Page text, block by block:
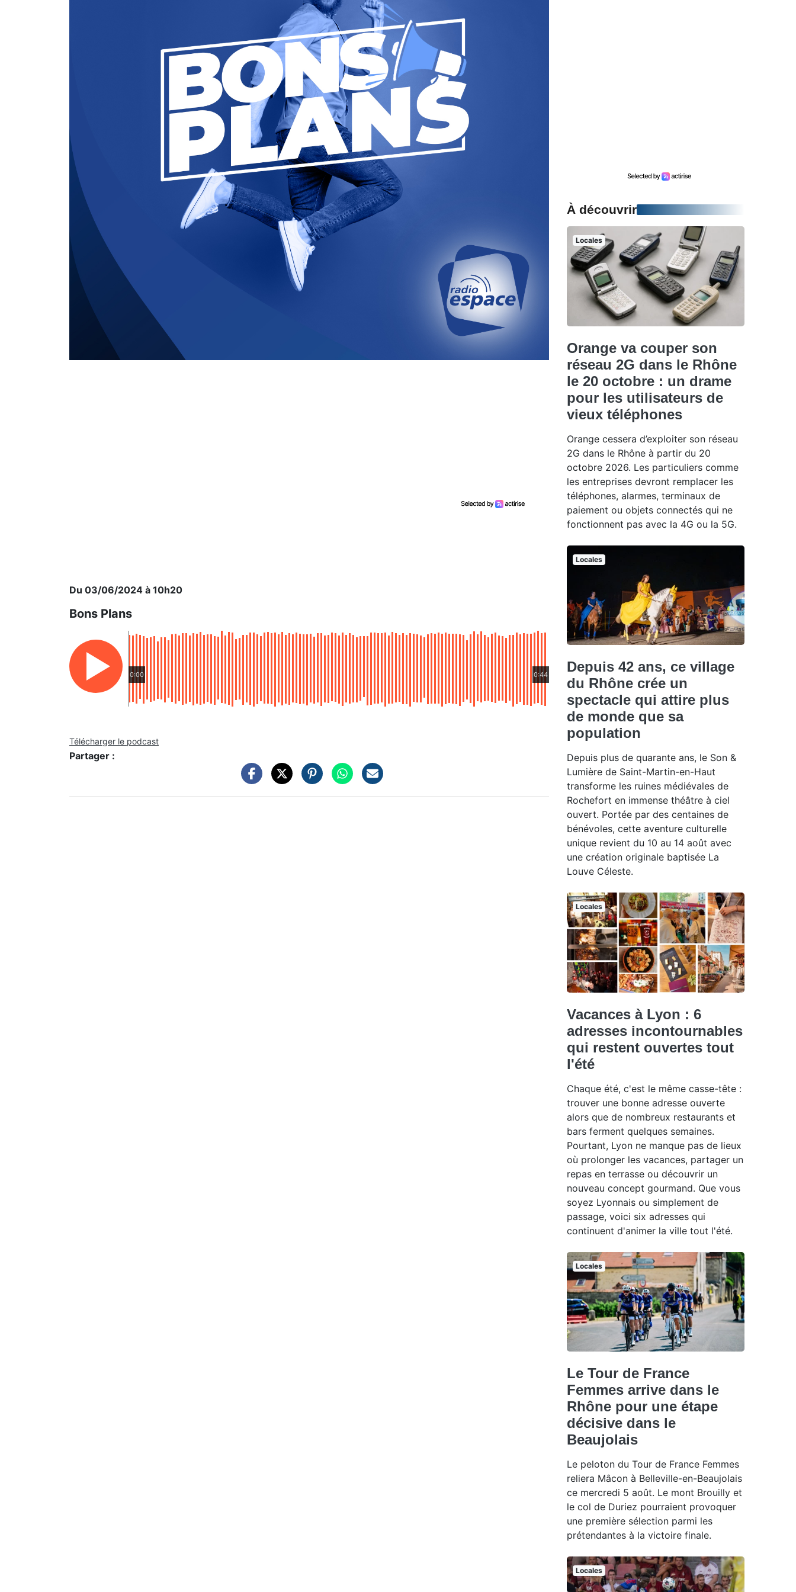
Du 03/06/2024 à 10h20
Bons Plans
0:00 0:44
Télécharger le podcast
Partager :
À découvrir
Locales
Orange va couper son
réseau 2G dans le Rhône
le 20 octobre : un drame
pour les utilisateurs de
vieux téléphones
Orange cessera d’exploiter son réseau
2G dans le Rhône à partir du 20
octobre 2026. Les particuliers comme
les entreprises devront remplacer les
téléphones, alarmes, terminaux de
paiement ou objets connectés qui ne
fonctionnent pas avec la 4G ou la 5G.
Locales
Depuis 42 ans, ce village
du Rhône crée un
spectacle qui attire plus
de monde que sa
population
Depuis plus de quarante ans, le Son &
Lumière de Saint-Martin-en-Haut
transforme les ruines médiévales de
Rochefort en immense théâtre à ciel
ouvert. Portée par des centaines de
bénévoles, cette aventure culturelle
unique revient du 10 au 14 août avec
une création originale baptisée La
Louve Céleste.
Locales
Vacances à Lyon : 6
adresses incontournables
qui restent ouvertes tout
l'été
Chaque été, c'est le même casse-tête :
trouver une bonne adresse ouverte
alors que de nombreux restaurants et
bars ferment quelques semaines.
Pourtant, Lyon ne manque pas de lieux
où prolonger les vacances, partager un
repas en terrasse ou découvrir un
nouveau concept gourmand. Que vous
soyez Lyonnais ou simplement de
passage, voici six adresses qui
continuent d'animer la ville tout l'été.
Locales
Le Tour de France
Femmes arrive dans le
Rhône pour une étape
décisive dans le
Beaujolais
Le peloton du Tour de France Femmes
reliera Mâcon à Belleville-en-Beaujolais
ce mercredi 5 août. Le mont Brouilly et
le col de Duriez pourraient provoquer
une première sélection parmi les
prétendantes à la victoire finale.
Locales